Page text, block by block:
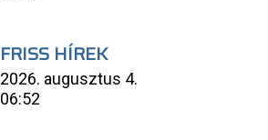
FRISS HÍREK
2026. augusztus 4.
06:52